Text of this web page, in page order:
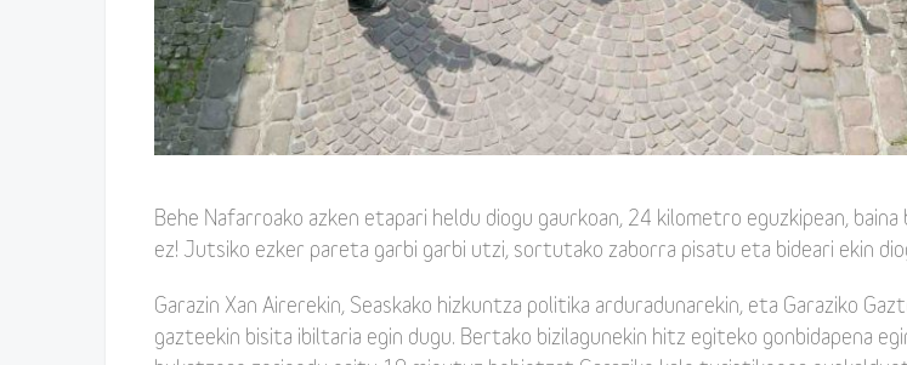
Behe Nafarroako azken etapari heldu diogu gaurkoan, 24 kilometro eguzkipean,
ez! Jutsiko ezker pareta garbi garbi utzi, sortutako zaborra pisatu eta bideari ekin
Garazin Xan Airerekin, Seaskako hizkuntza politika arduradunarekin, eta Garaziko
gazteekin bisita ibiltaria egin dugu. Bertako bizilagunekin hitz egiteko gonbidapena